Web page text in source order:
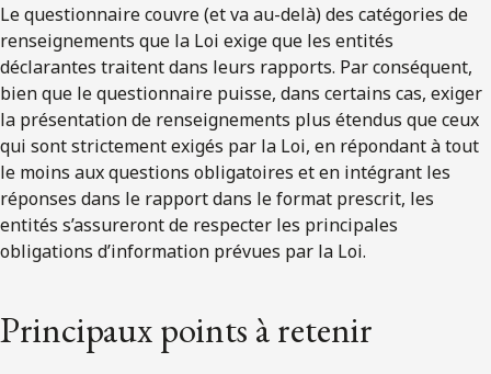
Le questionnaire couvre (et va au-delà) des catégories de
renseignements que la Loi exige que les entités
déclarantes traitent dans leurs rapports. Par conséquent,
bien que le questionnaire puisse, dans certains cas, exiger
la présentation de renseignements plus étendus que ceux
qui sont strictement exigés par la Loi, en répondant à tout
le moins aux questions obligatoires et en intégrant les
réponses dans le rapport dans le format prescrit, les
entités s’assureront de respecter les principales
obligations d’information prévues par la Loi.
Principaux points à retenir